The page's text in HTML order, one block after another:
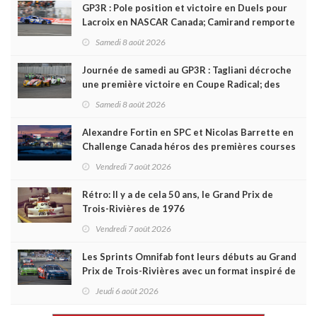
GP3R : Pole position et victoire en Duels pour
Lacroix en NASCAR Canada; Camirand remporte
Samedi 8 août 2026
Journée de samedi au GP3R : Tagliani décroche
une première victoire en Coupe Radical; des
Samedi 8 août 2026
Alexandre Fortin en SPC et Nicolas Barrette en
Challenge Canada héros des premières courses
Vendredi 7 août 2026
Rétro: Il y a de cela 50 ans, le Grand Prix de
Trois-Rivières de 1976
Vendredi 7 août 2026
Les Sprints Omnifab font leurs débuts au Grand
Prix de Trois-Rivières avec un format inspiré de
Jeudi 6 août 2026